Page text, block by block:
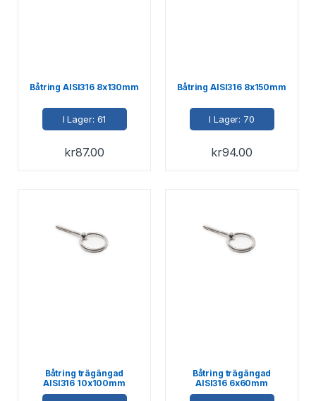
Båtring AISI316 8x130mm
I Lager: 61
kr87.00
Båtring AISI316 8x150mm
I Lager: 70
kr94.00
Båtring trägängad
AISI316 10x100mm
Båtring trägängad
AISI316 6x60mm